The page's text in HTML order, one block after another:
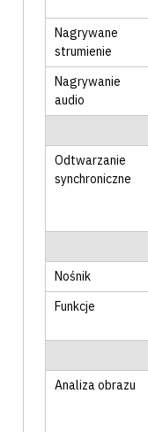
Nagrywane
strumienie
Nagrywanie
audio
Odtwarzanie
synchroniczne
Nośnik
Funkcje
Analiza obrazu